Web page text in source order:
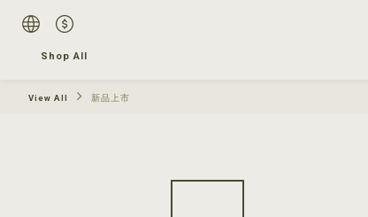
Shop All
View All 新品上市